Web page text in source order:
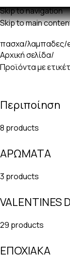
Skip to navigation
Skip to main
πασχα/λαμπαδες/
Αρχική σελίδα
Προϊόντα με
Περιποίηση
8 products
ΑΡΩΜΑΤΑ
3 products
VALENTINES
29 products
ΕΠΟΧΙΑΚΑ